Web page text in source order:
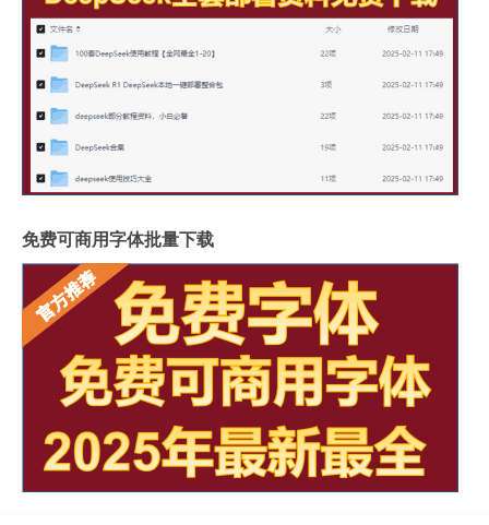
免费可商用字体批量下载